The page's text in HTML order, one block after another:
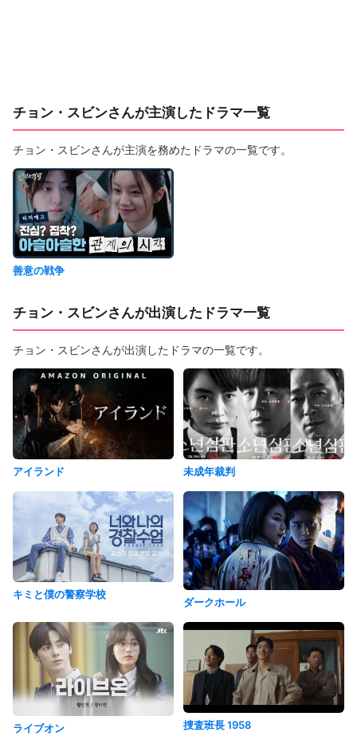
チョン・スビンさんが主演したドラマ一覧
チョン・スビンさんが主演を務めたドラマの一覧です。
善意の戦争
チョン・スビンさんが出演したドラマ一覧
チョン・スビンさんが出演したドラマの一覧です。
アイランド 未成年裁判
キミと僕の警察学校
ダークホール
ライブオン 捜査班長 1958